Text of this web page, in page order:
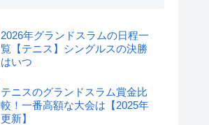
2026年グランドスラムの日程一
覧【テニス】シングルスの決勝
はいつ
テニスのグランドスラム賞金比
較！一番高額な大会は【2025年
更新】